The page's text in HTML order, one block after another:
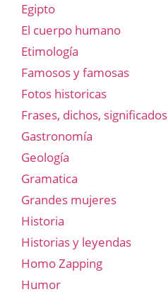
Egipto
El cuerpo humano
Etimología
Famosos y famosas
Fotos historicas
Frases, dichos, significados
Gastronomía
Geología
Gramatica
Grandes mujeres
Historia
Historias y leyendas
Homo Zapping
Humor